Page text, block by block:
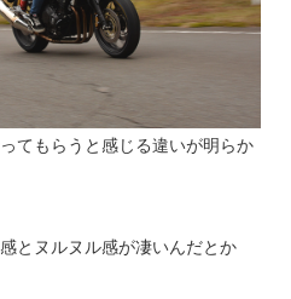
てもらうと感じる違いが明らか
とヌルヌル感が凄いんだとか